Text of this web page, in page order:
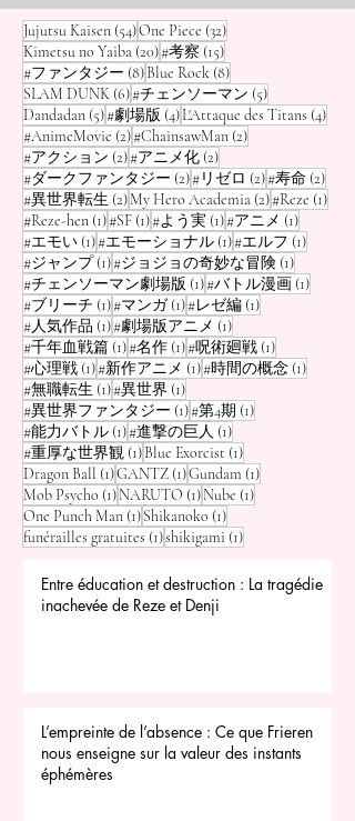
monde du manga avec
« GANTZ », « Dragon
Ball », etc.
Serpo » sont particulièrement
tenaces. Leur objectif étrange
de « r
Jujutsu Kaisen (54)54 posts
One Piece (32)32 posts
Kimetsu no Yaiba (20)20 posts
#考察 (15)15 posts
#ファンタジー (8)8 posts
Blue Rock (8)8 posts
SLAM DUNK (6)6 posts
#チェンソーマン (5)5 posts
Dandadan (5)5 posts
#劇場版 (4)4 posts
L'Attaque des Titans (4)4
#AnimeMovie (2)2 posts
#ChainsawMan (2)2 posts
#アクション (2)2 posts
#アニメ化 (2)2 posts
#ダークファンタジー (2)2 posts
#リゼロ (2)2 posts
#寿命 (2)2
#異世界転生 (2)2 posts
My Hero Academia (2)2 posts
#Reze (1)1 post
#Reze-hen (1)1 post
#SF (1)1 post
#よう実 (1)1 post
#アニメ (1)1 post
#エモい (1)1 post
#エモーショナル (1)1 post
#エルフ (1)1 post
#ジャンプ (1)1 post
#ジョジョの奇妙な冒険 (1)1 post
#チェンソーマン劇場版 (1)1 post
#バトル漫画 (1)1 post
#ブリーチ (1)1 post
#マンガ (1)1 post
#レゼ編 (1)1 post
#人気作品 (1)1 post
#劇場版アニメ (1)1 post
#千年血戦篇 (1)1 post
#名作 (1)1 post
#呪術廻戦 (1)1 post
#心理戦 (1)1 post
#新作アニメ (1)1 post
#時間の概念 (1)1 post
#無職転生 (1)1 post
#異世界 (1)1 post
#異世界ファンタジー (1)1 post
#第4期 (1)1 post
#能力バトル (1)1 post
#進撃の巨人 (1)1 post
#重厚な世界観 (1)1 post
Blue Exorcist (1)1 post
Dragon Ball (1)1 post
GANTZ (1)1 post
Gundam (1)1 post
Mob Psycho (1)1 post
NARUTO (1)1 post
Nube (1)1 post
One Punch Man (1)1 post
Shikanoko (1)1 post
funérailles gratuites (1)1 post
shikigami (1)1 post
Entre éducation et destruction : La tragédie
inachevée de Reze et Denji
L’empreinte de l’absence : Ce que Frieren
nous enseigne sur la valeur des instants
éphémères